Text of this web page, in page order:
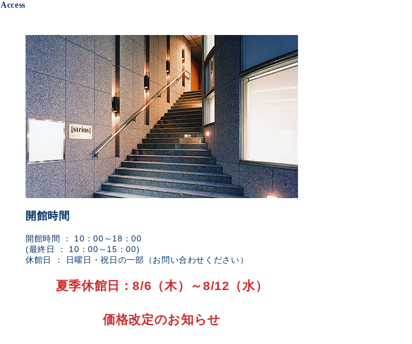
Access
開館時間
開館時間 ： 10：00～18：00
(最終日 ： 10：00～15：00)
休館日 ： 日曜日・祝日の一部（お問い合わせください）
夏季休館日：8/6（木）～8/12（水）
価格改定のお知らせ